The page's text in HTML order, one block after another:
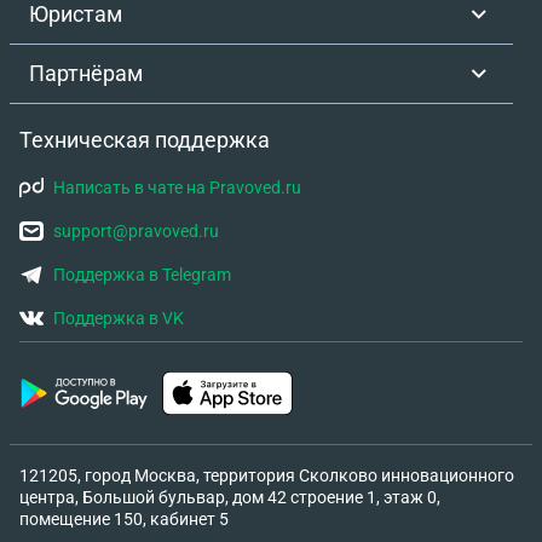
Юристам
Партнёрам
Техническая поддержка
Написать в чате на Pravoved.ru
support@pravoved.ru
Поддержка в Telegram
Поддержка в VK
121205, город Москва, территория Сколково инновационного
центра, Большой бульвар, дом 42 строение 1, этаж 0,
помещение 150, кабинет 5